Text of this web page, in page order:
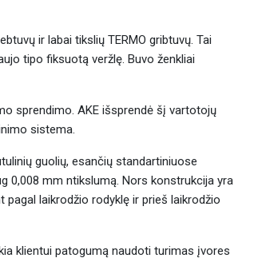
ir labai tikslių TERMO gribtuvų. Tai
tipo fiksuotą veržlę. Buvo ženkliai
sprendimo. AKE išsprendė šį vartotojų
sistema.
guolių, esančių standartiniuose
0,008 mm ntikslumą. Nors konstrukcija yra
pagal laikrodžio rodyklę ir prieš laikrodžio
klientui patogumą naudoti turimas įvores